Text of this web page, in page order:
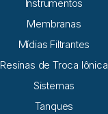
Instrumentos
Membranas
Mídias Filtrantes
Resinas de Troca Iônica
Sistemas
Tanques